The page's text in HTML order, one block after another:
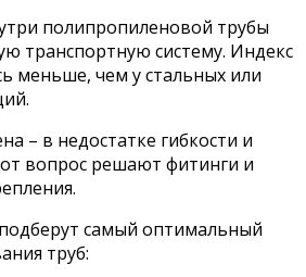
полипропиленовой трубы
транспортную систему. Индекс
меньше, чем у стальных или
– в недостатке гибкости и
вопрос решают фитинги и
самый оптимальный
труб: